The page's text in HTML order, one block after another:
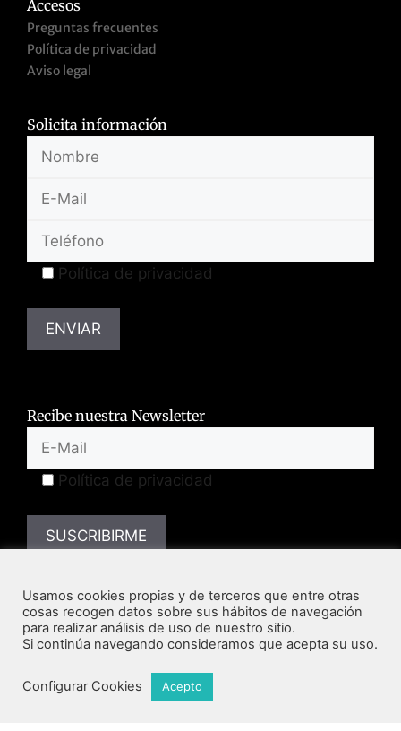
Accesos
Preguntas frecuentes
Política de privacidad
Aviso legal
Solicita información
Política de privacidad
Recibe nuestra Newsletter
Política de privacidad
Todos los derechos reservados la Academia Mexicana de
Creatividad 2025
Usamos cookies propias y de terceros que entre otras
cosas recogen datos sobre sus hábitos de navegación
para realizar análisis de uso de nuestro sitio.
Si continúa navegando consideramos que acepta su uso.
Configurar Cookies Acepto